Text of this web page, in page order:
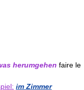
herumgehen faire le
im Zimmer